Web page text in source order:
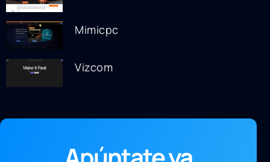
Mimicpc
Vizcom